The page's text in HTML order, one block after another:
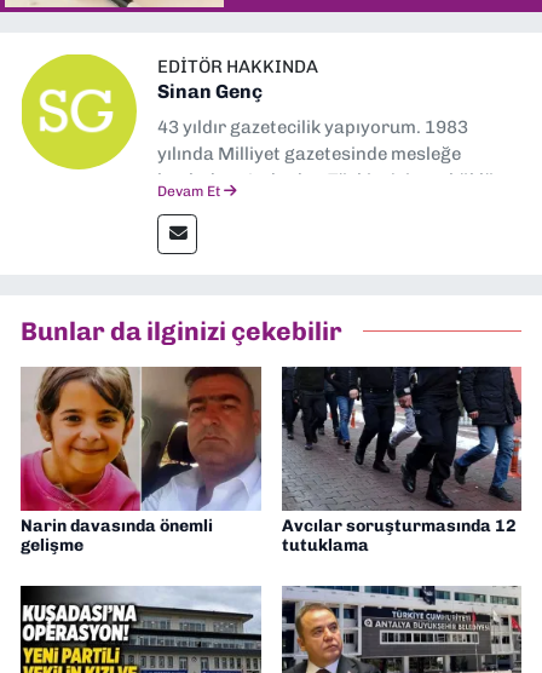
EDITÖR HAKKINDA
Sinan Genç
43 yıldır gazetecilik yapıyorum. 1983
yılında Milliyet gazetesinde mesleğe
başladım. Ardından Türkiye’nin en köklü
muhabir, editör, müdür yardımcısı ve spor
müdürü olarak görev yaptım. Ayrıca Yeni
Gazetesi'nde editörlük yapıyorum
Devam Et
Bunlar da ilginizi çekebilir
Narin davasında önemli
gelişme
Avcılar soruşturmasında 12
tutuklama